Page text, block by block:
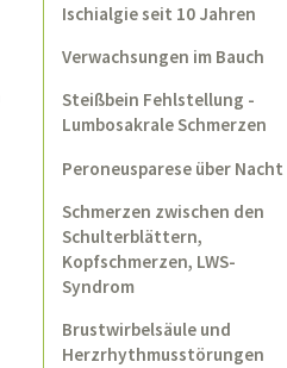
Ischialgie seit 10 Jahren
Verwachsungen im Bauch
Steißbein Fehlstellung -
Lumbosakrale Schmerzen
Peroneusparese über Nacht
Schmerzen zwischen den
Schulterblättern,
Kopfschmerzen, LWS-
Syndrom
Brustwirbelsäule und
Herzrhythmusstörungen